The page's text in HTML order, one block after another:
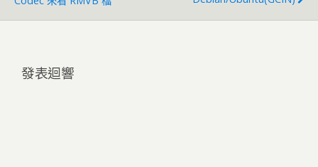
發表迴響